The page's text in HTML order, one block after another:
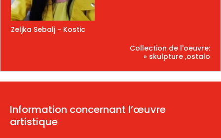
Zeljka Sebalj - Kostic
Collection de l'oeuvre:
» skulpture ,ostalo
Information concernant l’œuvre
artistique